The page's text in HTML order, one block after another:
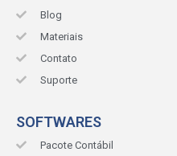
Blog
Materiais
Contato
Suporte
SOFTWARES
Pacote Contábil